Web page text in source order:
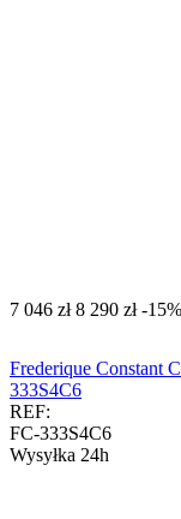
‍7 046‍ zł ‍8 290‍ zł -15%
Frederique Constant
333S4C6
REF:
FC-333S4C6
Wysyłka 24h